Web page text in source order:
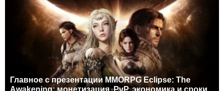
Главное с презентации MMORPG Eclipse: The
Awakening: монетизация, PvP, экономика и сроки